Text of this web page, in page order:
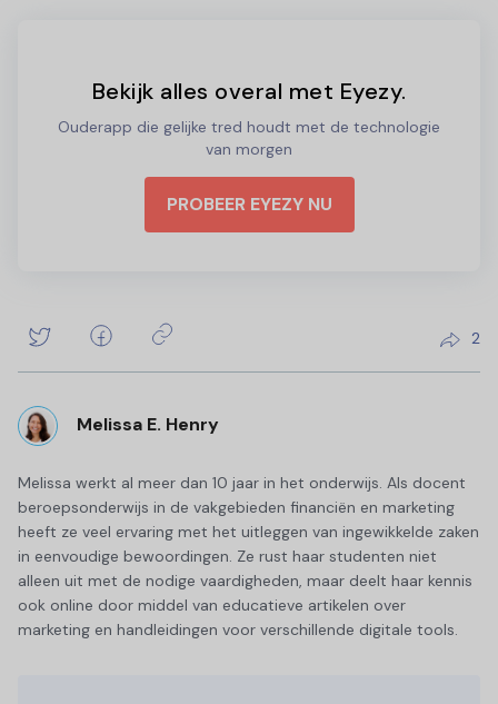
Bekijk alles overal met Eyezy.
Ouderapp die gelijke tred houdt met de technologie
van morgen
PROBEER EYEZY NU
2
Melissa E. Henry
Melissa werkt al meer dan 10 jaar in het onderwijs. Als docent
beroepsonderwijs in de vakgebieden financiën en marketing
heeft ze veel ervaring met het uitleggen van ingewikkelde zaken
in eenvoudige bewoordingen. Ze rust haar studenten niet
alleen uit met de nodige vaardigheden, maar deelt haar kennis
ook online door middel van educatieve artikelen over
marketing en handleidingen voor verschillende digitale tools.